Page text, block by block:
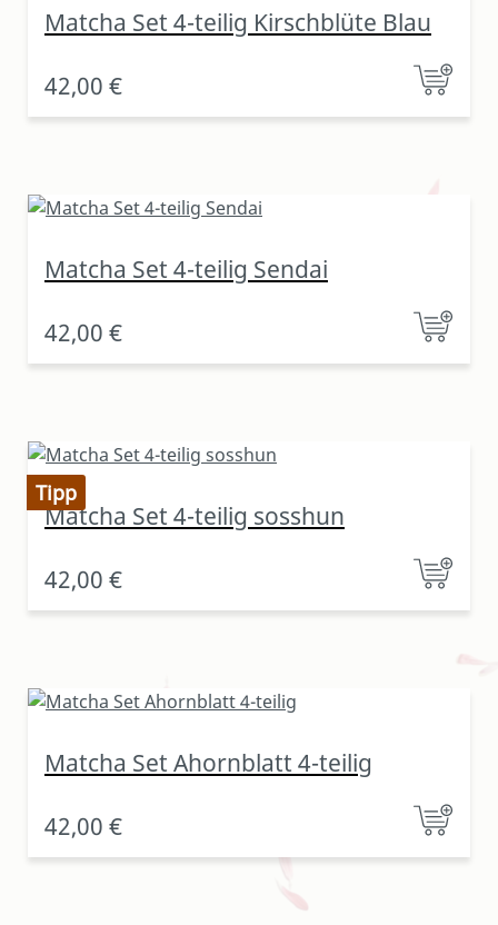
Matcha Set 4-teilig Kirschblüte Blau
42,00 €
Matcha Set 4-teilig Sendai
42,00 €
Tipp
Matcha Set 4-teilig sosshun
42,00 €
Matcha Set Ahornblatt 4-teilig
42,00 €